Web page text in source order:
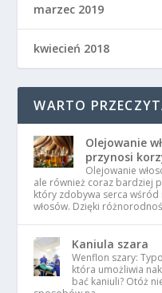
marzec 2019
kwiecień 2018
WARTO
Olejowanie
przynosi
Olejowanie
ale również coraz bardziej
który zdobywa serca wśród
włosów. Dzięki
Kaniula szara
Wenflon szary:
która umożliwia
bać kaniuli? Otóż